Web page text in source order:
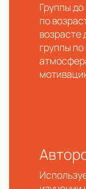
Группы
по
возрасте
группы